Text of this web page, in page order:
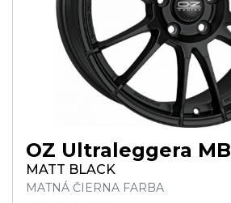
OZ Ultraleggera MB
MATT BLACK
MATNÁ ČIERNA FARBA